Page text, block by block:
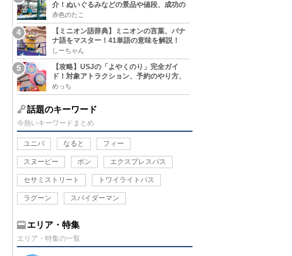
介！ぬいぐるみなどの景品や値段、成功の
コツ、実施場所まとめ
赤色のたこ
【ミニオン語辞典】ミニオンの言葉、バナ
ナ語をマスター！41単語の意味を解説！
しーちゃん
【攻略】USJの「よやくのり」完全ガイ
ド！対象アトラクション、予約のやり方、
整理券との違い、注意点を紹介
めっち
話題のキーワード
今熱いキーワードまとめ
ユニバ なると フィー
スヌーピー ボン エクスプレスパス
セサミストリート トワイライトパス
ラグーン スパイダーマン
エリア・特集
エリア・特集の一覧